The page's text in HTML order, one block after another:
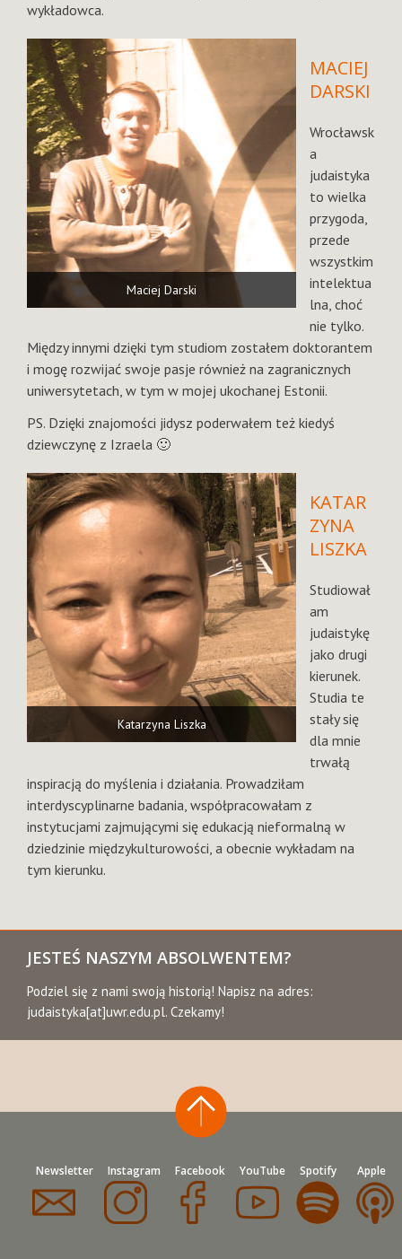
wykładowca.
Maciej Darski
MACIEJ
DARSKI
Wrocławsk
a
judaistyka
to wielka
przygoda,
przede
wszystkim
intelektua
lna, choć
nie tylko.
Między innymi dzięki tym studiom zostałem doktorantem
i mogę rozwijać swoje pasje również na zagranicznych
uniwersytetach, w tym w mojej ukochanej Estonii.
PS. Dzięki znajomości jidysz poderwałem też kiedyś
dziewczynę z Izraela 🙂
Katarzyna Liszka
KATAR
ZYNA
LISZKA
Studiował
am
judaistykę
jako drugi
kierunek.
Studia te
stały się
dla mnie
trwałą
inspiracją do myślenia i działania. Prowadziłam
interdyscyplinarne badania, współpracowałam z
instytucjami zajmującymi się edukacją nieformalną w
dziedzinie międzykulturowości, a obecnie wykładam na
tym kierunku.
JESTEŚ NASZYM ABSOLWENTEM?
Podziel się z nami swoją historią! Napisz na adres:
judaistyka[at]uwr.edu.pl. Czekamy!
Newsletter Instagram Facebook YouTube Spotify Apple